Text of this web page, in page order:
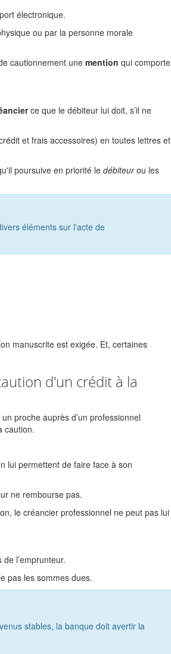
électronique.
ou par la personne morale
cautionnement unemention qui comporte
ce que le débiteur lui doit, s’il ne
et frais accessoires) en toutes lettres et
poursuive en priorité ledébiteur ou les
éléments sur l'acte de
manuscrite est exigée. Et, certaines
d'un crédit à la
proche auprès d’un professionnel
caution.
lui permettent de faire face à son
ne rembourse pas.
le créancier professionnel ne peut pas lui
l’emprunteur.
pas les sommes dues.
stables, la banque doit avertir la